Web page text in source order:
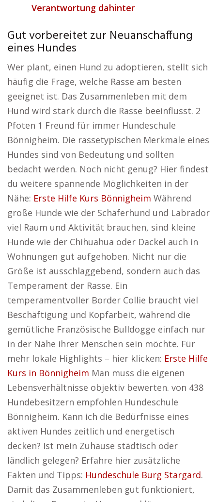
Verantwortung dahinter
Gut vorbereitet zur Neuanschaffung
eines Hundes
Wer plant, einen Hund zu adoptieren, stellt sich
häufig die Frage, welche Rasse am besten
geeignet ist. Das Zusammenleben mit dem
Hund wird stark durch die Rasse beeinflusst. 2
Pfoten 1 Freund für immer Hundeschule
Bönnigheim. Die rassetypischen Merkmale eines
Hundes sind von Bedeutung und sollten
bedacht werden. Noch nicht genug? Hier findest
du weitere spannende Möglichkeiten in der
Nähe: Erste Hilfe Kurs Bönnigheim Während
große Hunde wie der Schäferhund und Labrador
viel Raum und Aktivität brauchen, sind kleine
Hunde wie der Chihuahua oder Dackel auch in
Wohnungen gut aufgehoben. Nicht nur die
Größe ist ausschlaggebend, sondern auch das
Temperament der Rasse. Ein
temperamentvoller Border Collie braucht viel
Beschäftigung und Kopfarbeit, während die
gemütliche Französische Bulldogge einfach nur
in der Nähe ihrer Menschen sein möchte. Für
mehr lokale Highlights – hier klicken: Erste Hilfe
Kurs in Bönnigheim Man muss die eigenen
Lebensverhältnisse objektiv bewerten. von 438
Hundebesitzern empfohlen Hundeschule
Bönnigheim. Kann ich die Bedürfnisse eines
aktiven Hundes zeitlich und energetisch
decken? Ist mein Zuhause städtisch oder
ländlich gelegen? Erfahre hier zusätzliche
Fakten und Tipps: Hundeschule Burg Stargard.
Damit das Zusammenleben gut funktioniert,